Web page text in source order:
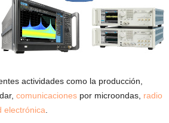
actividades como la producción,
comunicacionespor microondas, radio
electrónica